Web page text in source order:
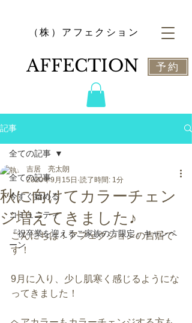
​（株）アフェクション
​AFFECTION 予約
記事
全ての記事
今すぐ始める
コミュニティ
『祝卒業を迎えるご家族の方限定』キャンペ
ーン
全ての記事
秋に向けてカラーチェン
ジ増えてきました♪
吉居 亮太朗
2020年9月15日 読了時間: 1分
こんにちは！アフェクションの吉居で
す！
9月に入り、少し肌寒く感じるようにな
ってきました！